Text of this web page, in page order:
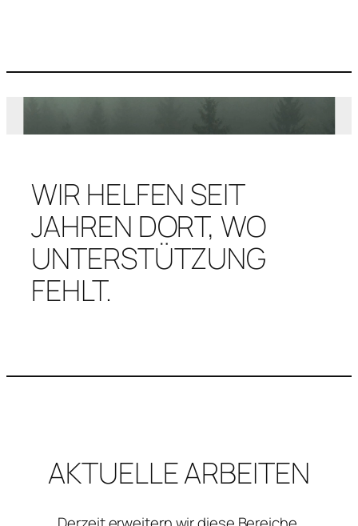
WIR HELFEN SEIT
JAHREN DORT, WO
UNTERSTÜTZUNG
FEHLT.
AKTUELLE ARBEITEN